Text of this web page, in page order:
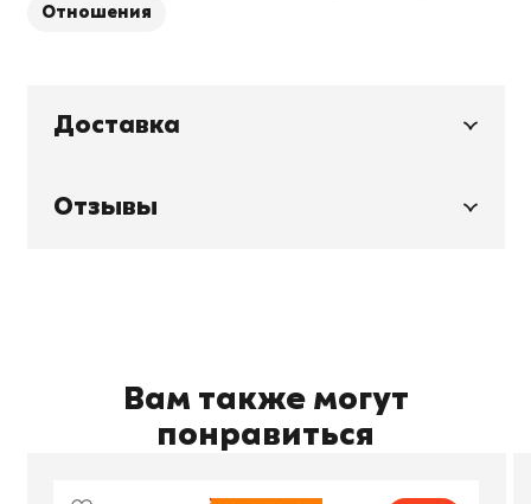
Отношения
Доставка
Отзывы
Вам также могут
понравиться